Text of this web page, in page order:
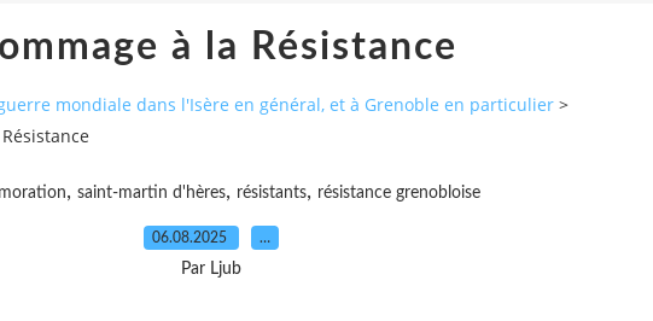
à la Résistance
mondiale dans l'Isère en général, et à Grenoble en particulier >
, saint-martin d'hères, résistants, résistance grenobloise
06.08.2025 …
Par Ljub